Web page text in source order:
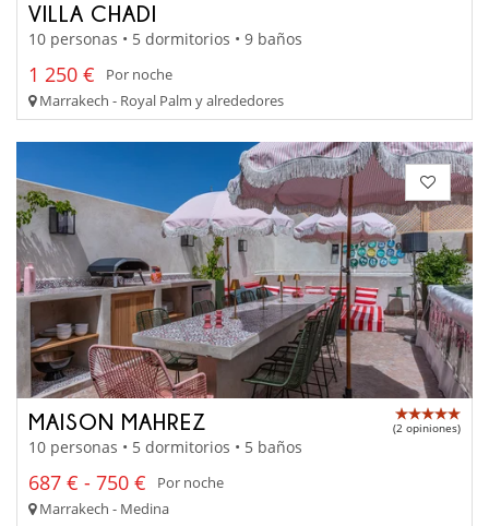
VILLA CHADI
10 personas • 5 dormitorios • 9 baños
1 250 €
Por noche
Marrakech - Royal Palm y alrededores
MAISON MAHREZ (2 opiniones)
10 personas • 5 dormitorios • 5 baños
687 € - 750 €
Por noche
Marrakech - Medina